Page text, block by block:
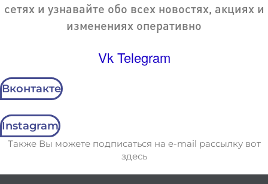
сетях и узнавайте обо всех новостях, акциях и
изменениях оперативно
Vk Telegram
Вконтакте
Instagram
Также Вы можете подписаться на e-mail рассылку вот
здесь